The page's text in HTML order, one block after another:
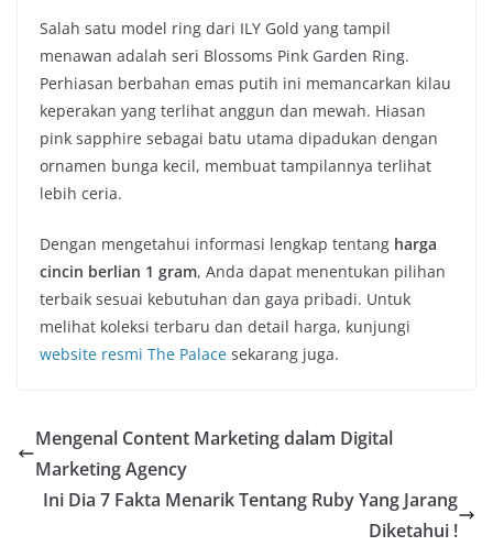
Salah satu model ring dari ILY Gold yang tampil
menawan adalah seri Blossoms Pink Garden Ring.
Perhiasan berbahan emas putih ini memancarkan kilau
keperakan yang terlihat anggun dan mewah. Hiasan
pink sapphire sebagai batu utama dipadukan dengan
ornamen bunga kecil, membuat tampilannya terlihat
lebih ceria.
Dengan mengetahui informasi lengkap tentang harga
cincin berlian 1 gram, Anda dapat menentukan pilihan
terbaik sesuai kebutuhan dan gaya pribadi. Untuk
melihat koleksi terbaru dan detail harga, kunjungi
website resmi The Palace sekarang juga.
Mengenal Content Marketing dalam Digital
Marketing Agency
Ini Dia 7 Fakta Menarik Tentang Ruby Yang Jarang
Diketahui !